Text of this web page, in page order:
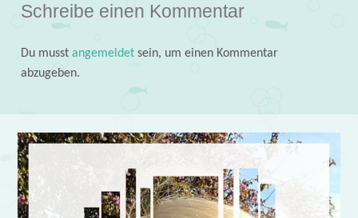
Schreibe einen Kommentar
Du musst angemeldetsein, um einen Kommentar
abzugeben.